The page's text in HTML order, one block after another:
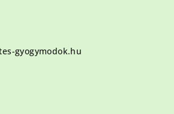
gyogymodok.hu